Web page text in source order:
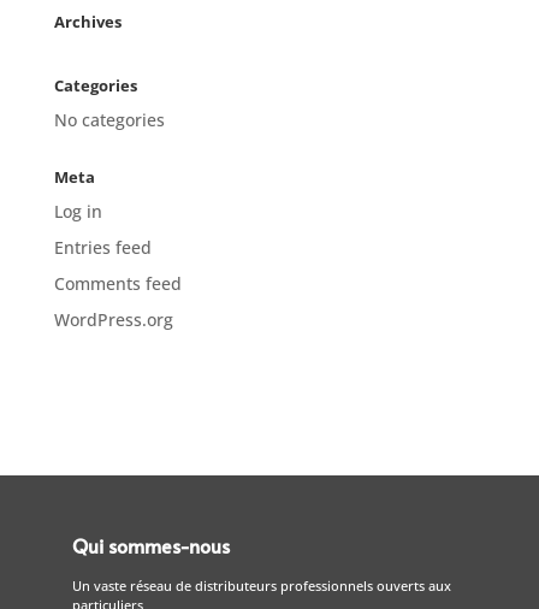
Archives
Categories
No categories
Meta
Log in
Entries feed
Comments feed
WordPress.org
Qui sommes-nous
Un vaste réseau de distributeurs professionnels ouverts aux
particuliers